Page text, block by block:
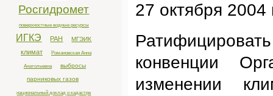
27 октября 2004
конвенции
изменении
Росгидромет
поверхностные водные ресурсы
ИГКЭ РАН МГЭИК
климат Романовская Анна
Анатольевна
выбросы
парниковых газов
национальный доклад о кадастре